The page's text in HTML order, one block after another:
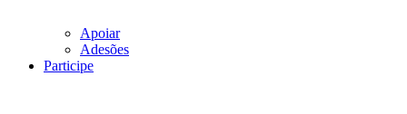
Apoiar
Adesões
Participe